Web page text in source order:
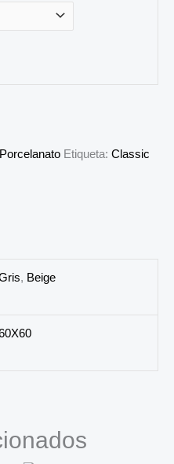
Porcelanato Etiqueta: Classic
, Beige